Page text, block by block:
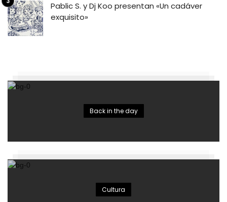
Pablic S. y Dj Koo presentan «Un cadáver
exquisito»
Back in the day
Cultura